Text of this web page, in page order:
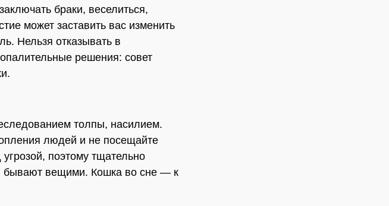
браки, веселиться,
может заставить вас изменить
Нельзя отказывать в
решения: совет
толпы, насилием.
людей и не посещайте
поэтому тщательно
бывают вещими. Кошка во сне — к